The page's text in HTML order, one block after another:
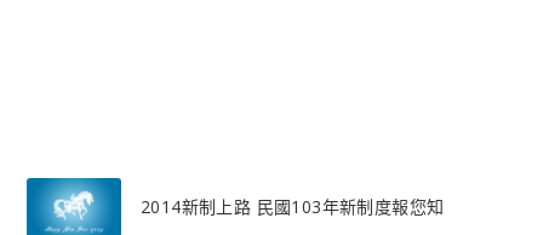
2014新制上路 民國103年新制度報您知